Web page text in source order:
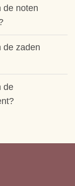
de noten
de zaden
de